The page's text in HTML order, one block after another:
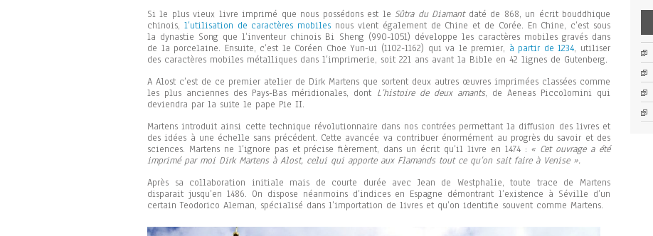
Si le plus vieux livre imprimé que nous possédons est le Sûtra du Diamantdaté de 868, un écrit bouddhique
chinois, l’utilisation de caractères mobiles nous vient également de Chine et de Corée. En Chine, c’est sous
la dynastie Song que l’inventeur chinois Bi Sheng (990-1051) développe les caractères mobiles gravés dans
de la porcelaine. Ensuite, c’est le Coréen Choe Yun-ui (1102-1162) qui va le premier, à partir de 1234, utiliser
des caractères mobiles métalliques dans l’imprimerie, soit 221 ans avant la Bible en 42 lignes de Gutenberg.
A Alost c’est de ce premier atelier de Dirk Martens que sortent deux autres œuvres imprimées classées comme
les plus anciennes des Pays-Bas méridionales, dont L’histoire de deux amants, de Aeneas Piccolomini qui
deviendra par la suite le pape Pie II.
Martens introduit ainsi cette technique révolutionnaire dans nos contrées permettant la diffusion des livres et
des idées à une échelle sans précédent. Cette avancée va contribuer énormément au progrès du savoir et des
sciences. Martens ne l’ignore pas et précise fièrement, dans un écrit qu’il livre en 1474 : « Cet ouvrage a été
imprimé par moi Dirk Martens à Alost, celui qui apporte aux Flamands tout ce qu’on sait faire à Venise ».
Après sa collaboration initiale mais de courte durée avec Jean de Westphalie, toute trace de Martens
disparait jusqu’en 1486. On dispose néanmoins d’indices en Espagne démontrant l’existence à Séville d’un
certain Teodorico Aleman, spécialisé dans l’importation de livres et qu’on identifie souvent comme Martens.